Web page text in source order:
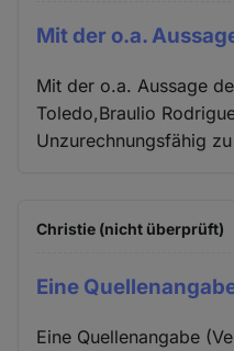
Mit der o.a.
Mit der o.a. Aussage
Toledo,Braulio
Unzurechnungsfähig
Christie (nicht überprüft)
Eine
Eine Quellenangabe